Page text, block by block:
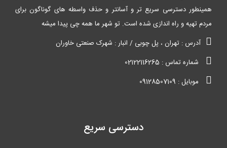
همینطور دسترسی سریع تر و آسانتر و حذف واسطه های گوناگون برای
مردم تهیه و راه اندازی شده است. تو شهر ما همه چی پیدا میشه
آدرس : تهران ، پل چوبی / انبار : شهرک صنعتی خاوران
شماره تماس : 02122116265
موبایل : 09128507109
دسترسی سریع